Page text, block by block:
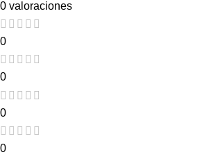
0 valoraciones
0
0
0
0